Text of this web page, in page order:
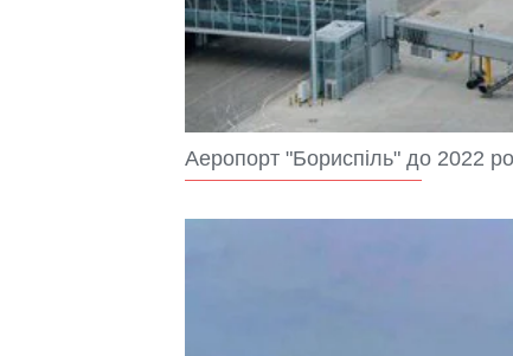
Аеропорт "Бориспіль" до 2022